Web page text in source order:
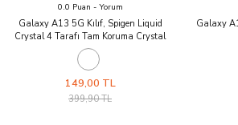
0.0 Puan - Yorum
Galaxy A13 5G Kılıf, Spigen Liquid
Crystal 4 Tarafı Tam Koruma Crystal
Clear
149,00 TL
399,90 TL
Galaxy